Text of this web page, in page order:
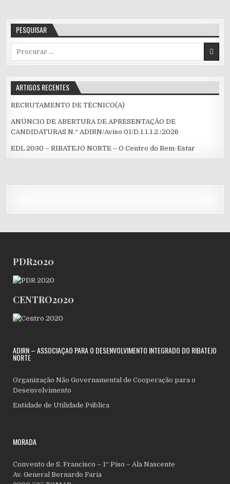
PESQUISAR
ARTIGOS RECENTES
RECRUTAMENTO DE TÉCNICO(A)
ANÚNCIO DE ABERTURA DE APRESENTAÇÃO DE
CANDIDATURAS N.º ADIRN/Aviso 01/D.1.1.1.2./2026
EDL 2030 – RIBATEJO NORTE – O Centro do Bem-Estar
PDR2020
CENTRO2020
ADIRN – ASSOCIAÇÃO PARA O DESENVOLVIMENTO INTEGRADO DO RIBATEJO
NORTE
Organização Não Governamental de Cooperação para o
Desenvolvimento
Entidade de Utilidade Pública
MORADA
Convento de S. Francisco – 1º Piso – Ala Nascente
Av. General Bernardo Faria